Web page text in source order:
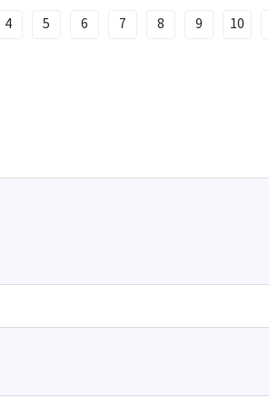
4 5 6 7 8 9 10